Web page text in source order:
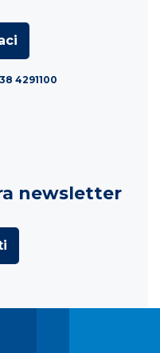
4291100
newsletter